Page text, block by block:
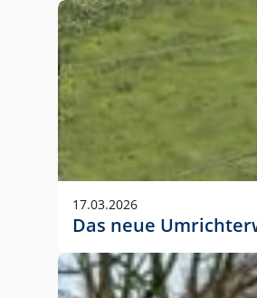
DIN A3 – 15 mm hoch
DIN A1 – 39 mm hoch
DIN lang – 10 mm
1080 x 1080 px – 78
In Ausnahmefällen darf
stets der vorherigen
17.03.2026
Das neue